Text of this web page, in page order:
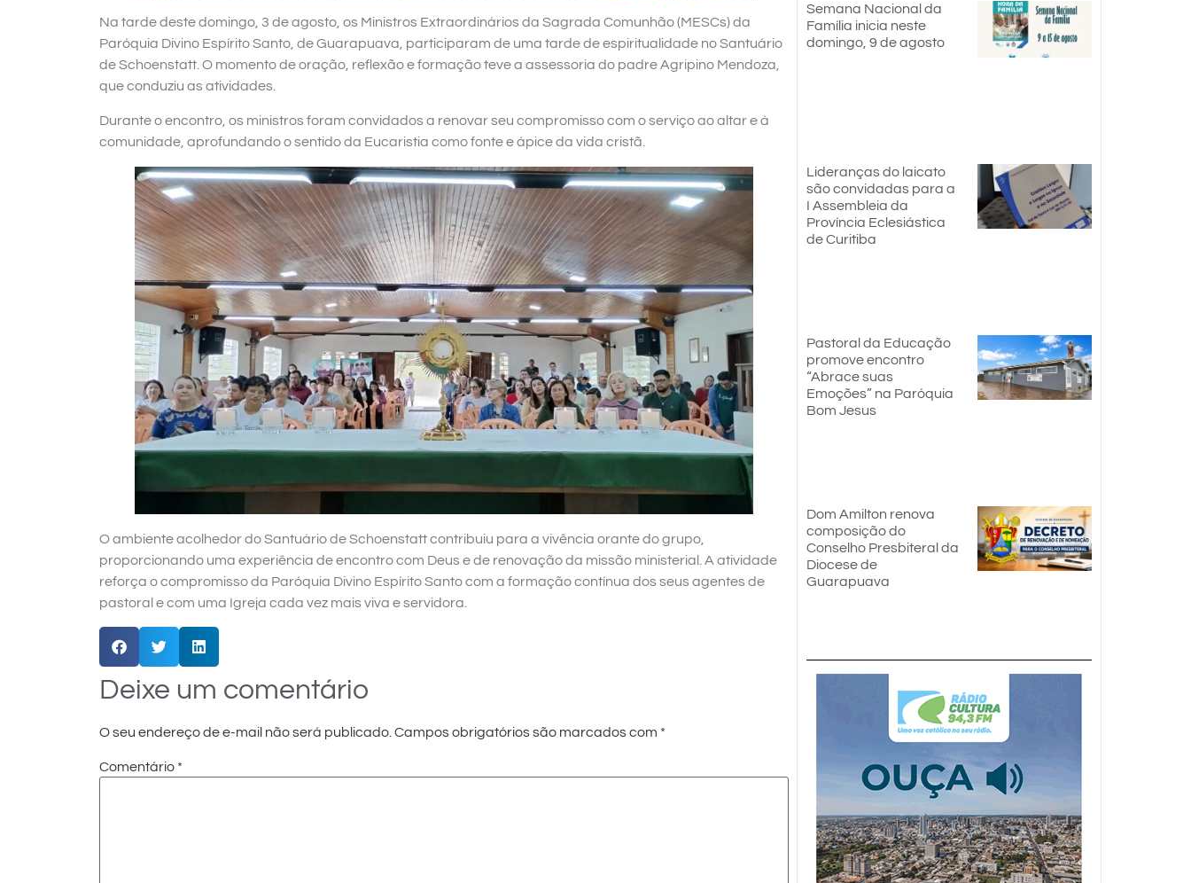
Na tarde deste domingo, 3 de agosto, os Ministros Extraordinários da Sagrada Comunhão (MESCs) da
Paróquia Divino Espírito Santo, de Guarapuava, participaram de uma tarde de espiritualidade no Santuário
de Schoenstatt. O momento de oração, reflexão e formação teve a assessoria do padre Agripino Mendoza,
que conduziu as atividades.
Durante o encontro, os ministros foram convidados a renovar seu compromisso com o serviço ao altar e à
comunidade, aprofundando o sentido da Eucaristia como fonte e ápice da vida cristã.
O ambiente acolhedor do Santuário de Schoenstatt contribuiu para a vivência orante do grupo,
proporcionando uma experiência de encontro com Deus e de renovação da missão ministerial. A atividade
reforça o compromisso da Paróquia Divino Espírito Santo com a formação contínua dos seus agentes de
pastoral e com uma Igreja cada vez mais viva e servidora.
Deixe um comentário
O seu endereço de e-mail não será publicado. Campos obrigatórios são marcados com *
Comentário *
Semana Nacional da
Família inicia neste
domingo, 9 de agosto
Lideranças do laicato
são convidadas para a
I Assembleia da
Província Eclesiástica
de Curitiba
Pastoral da Educação
promove encontro
“Abrace suas
Emoções” na Paróquia
Bom Jesus
Dom Amilton renova
composição do
Conselho Presbiteral da
Diocese de
Guarapuava